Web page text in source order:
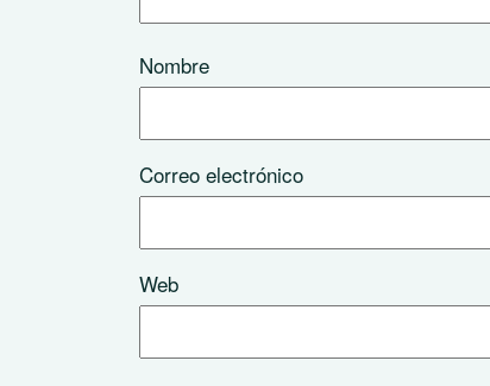
Nombre
Correo electrónico
Web